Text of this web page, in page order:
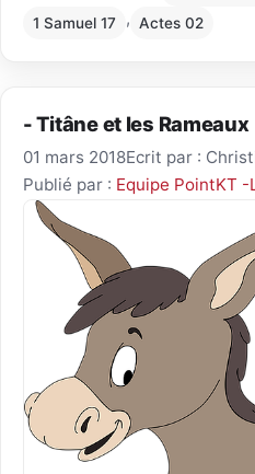
1 Samuel 17 , Actes 02
- Titâne et les Rameaux
01 mars 2018Ecrit par :
Publié par : Equipe PointKT -